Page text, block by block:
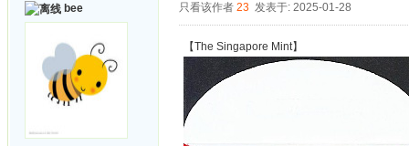
bee 只看该作者 23 发表于: 2025-01-28
【The Singapore Mint】